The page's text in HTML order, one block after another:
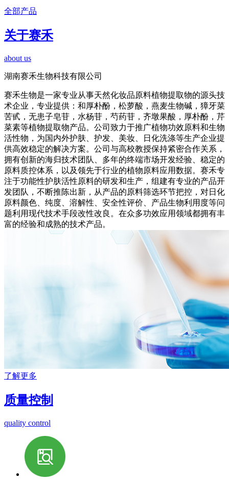
全部产品
关于赛禾
about us
湖南赛禾生物科技有限公司
赛禾生物是一家专业从事天然化妆品原料植物提取物的源头技
术企业，专业提供：和厚朴酚，松萝酸，燕麦生物碱，獐牙菜
苦甙，无患子皂苷，水杨苷，芍药苷，齐墩果酸，厚朴酚，芹
菜素等植物提取物产品。公司致力于推广植物功效原料和生物
活性物，为国内外护肤、护发、美妆、日化洗涤等生产企业提
供高效稳定的解决方案。公司与高校教授保持紧密合作关系，
拥有创新的海归技术团队、多年的终端市场开发经验、稳定的
原料质控体系，以及领先于行业的植物原料应用数据。赛禾专
注于功能性护肤活性原料的研发和生产，组建有专业的产品开
发团队，不断推陈出新，从产品的原料筛选环节把控，对日化
原料颜色、纯度、溶解性、安全性评价、产品生物利用度等问
题利用现代技术手段改性改良。在众多功效应用领域都拥有丰
富的经验和成熟的技术产品。
了解更多
质量控制
quality control